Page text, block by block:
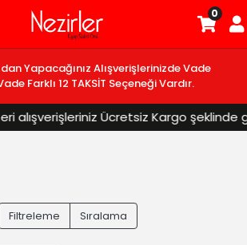
Yapacağınız Alışverişlerinizde Vade
Farklı 12 TAKSİT Seçeneği Vardır.
alışverişleriniz Ücretsiz Kargo şeklinde
0
Filtreleme Sıralama